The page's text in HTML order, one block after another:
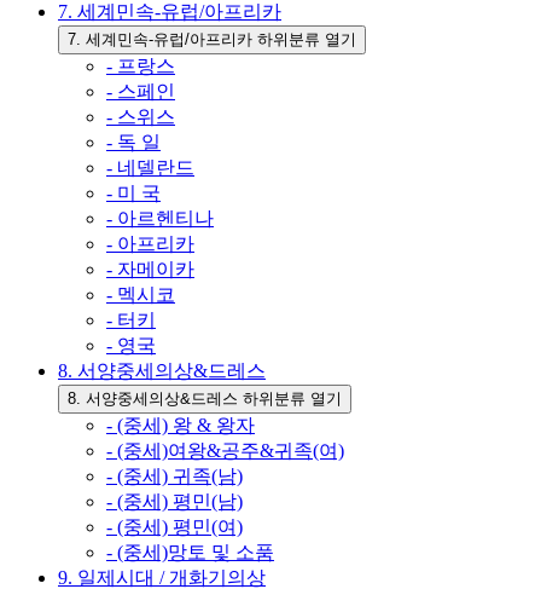
7. 세계민속-유럽/아프리카
7. 세계민속-유럽/아프리카 하위분류 열기
- 프랑스
- 스페인
- 스위스
- 독 일
- 네델란드
- 미 국
- 아르헨티나
- 아프리카
- 자메이카
- 멕시코
- 터키
- 영국
8. 서양중세의상&드레스
8. 서양중세의상&드레스 하위분류 열기
- (중세) 왕 & 왕자
- (중세)여왕&공주&귀족(여)
- (중세) 귀족(남)
- (중세) 평민(남)
- (중세) 평민(여)
- (중세)망토 및 소품
9. 일제시대 / 개화기의상